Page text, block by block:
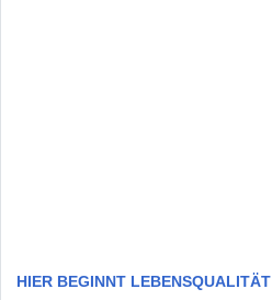
HIER BEGINNT LEBENSQUALITÄT